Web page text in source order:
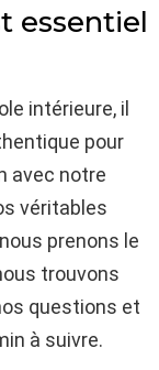
essentiel
intérieure, il
pour
avec notre
véritables
prenons le
trouvons
questions et
à suivre.